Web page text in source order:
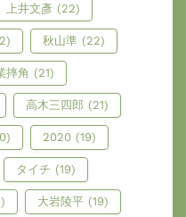
上井文彥 (22)
秋山準 (22)
摔角 (21)
高木三四郎 (21)
2020 (19)
タイチ (19)
大岩陵平 (19)